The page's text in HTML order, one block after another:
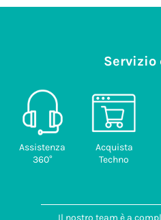
Assistenza
360°
Acquista
Techno
Il nostro team è a